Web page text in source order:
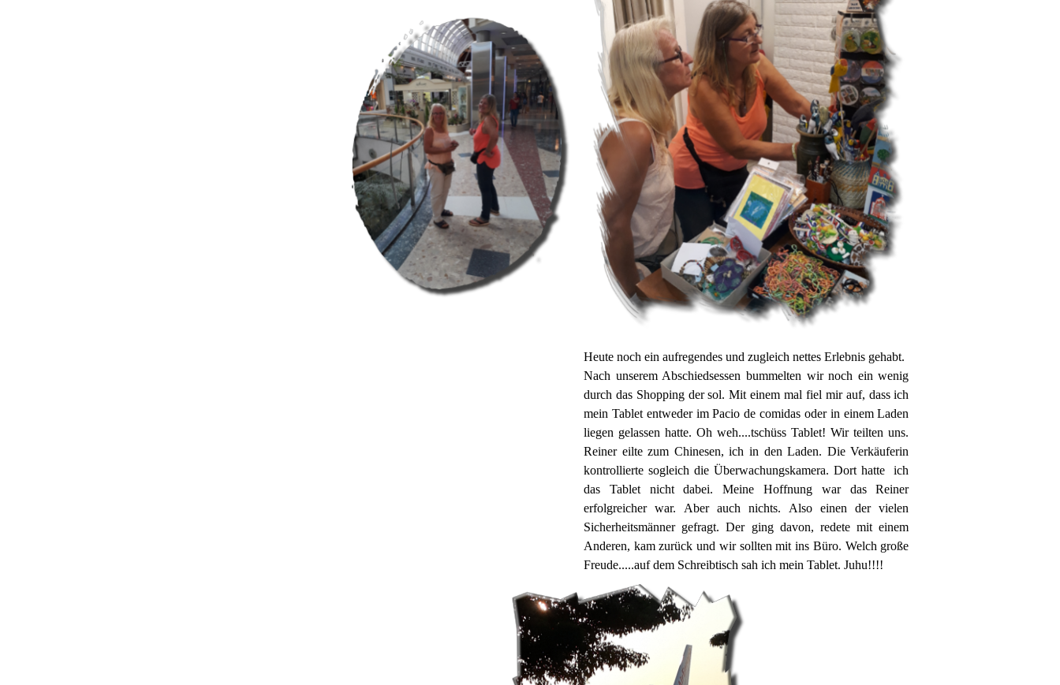
Heute noch ein aufregendes und zugleich nettes Erlebnis gehabt.
Nach unserem Abschiedsessen bummelten wir noch ein wenig
durch das Shopping der sol. Mit einem mal fiel mir auf, dass ich
mein Tablet entweder im Pacio de comidas oder in einem Laden
liegen gelassen hatte. Oh weh....tschüss Tablet! Wir teilten uns.
Reiner eilte zum Chinesen, ich in den Laden. Die Verkäuferin
kontrollierte sogleich die Überwachungskamera. Dort hatte ich
das Tablet nicht dabei. Meine Hoffnung war das Reiner
erfolgreicher war. Aber auch nichts. Also einen der vielen
Sicherheitsmänner gefragt. Der ging davon, redete mit einem
Anderen, kam zurück und wir sollten mit ins Büro. Welch große
Freude.....auf dem Schreibtisch sah ich mein Tablet. Juhu!!!!